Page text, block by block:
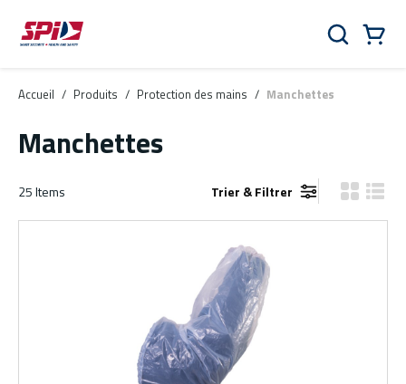
Aller au contenu principal
Skip to menu
Skip to footer
Rechercher
Accueil / Produits / Protection des mains / Manchettes
Manchettes
25Items Trier & Filtrer Vue grille
Vue